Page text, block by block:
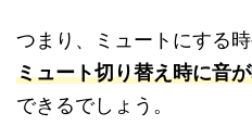
つまり、ミュートにする
ミュート切り替え時に音
できるでしょう。